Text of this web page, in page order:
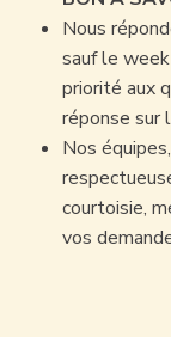
Nous
sauf le
priorité aux
réponse sur
Nos
courtoisie,
vos